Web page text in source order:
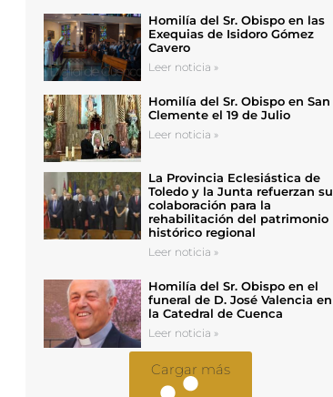
Homilía del Sr. Obispo en las
Exequias de Isidoro Gómez
Cavero
Leer noticia »
Homilía del Sr. Obispo en San
Clemente el 19 de Julio
Leer noticia »
La Provincia Eclesiástica de
Toledo y la Junta refuerzan su
colaboración para la
rehabilitación del patrimonio
histórico regional
Leer noticia »
Homilía del Sr. Obispo en el
funeral de D. José Valencia en
la Catedral de Cuenca
Leer noticia »
Cargar más